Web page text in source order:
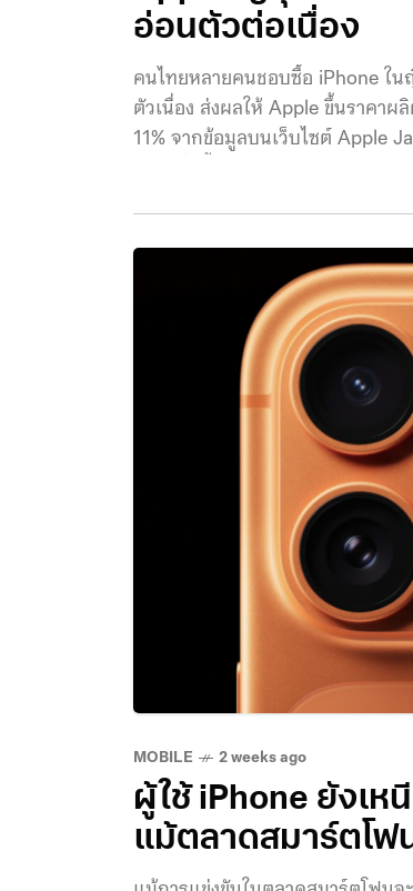
อ่อนตัวต่อเนื่อง
คนไทยหลายคนชอบซื้อ iPhone ใน
ตัวเนื่อง ส่งผลให้ Apple ขึ้นราคา
11% จากข้อมูลบนเว็บไซต์ Apple
MOBILE 2 weeks ago
ผู้ใช้ iPhone ยังเห
แม้ตลาดสมาร์ตโฟ